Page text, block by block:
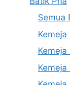
Semua
Kemeja
Kemeja